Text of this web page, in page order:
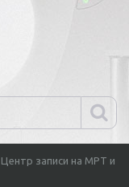
записи на МРТ и